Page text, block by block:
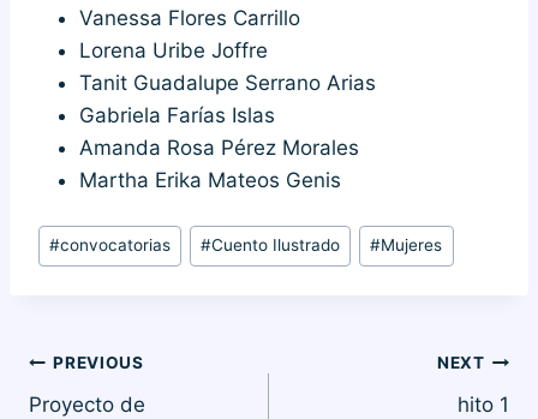
Vanessa Flores Carrillo
Lorena Uribe Joffre
Tanit Guadalupe Serrano Arias
Gabriela Farías Islas
Amanda Rosa Pérez Morales
Martha Erika Mateos Genis
Post
Tags:
#convocatorias #Cuento Ilustrado #Mujeres
Navegación
PREVIOUS
Proyecto de
NEXT
hito 1